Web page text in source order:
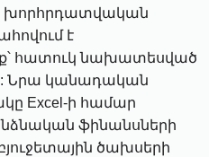
խորհրդատվական
է
հատուկ նախատեսված
Նրա կանադական
Excel-ի համար
ֆինանսների
ծախսերի